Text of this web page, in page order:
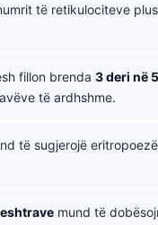
të retikulociteve plus
fillon brenda 3 deri në
të ardhshme.
të sugjerojë
mund të